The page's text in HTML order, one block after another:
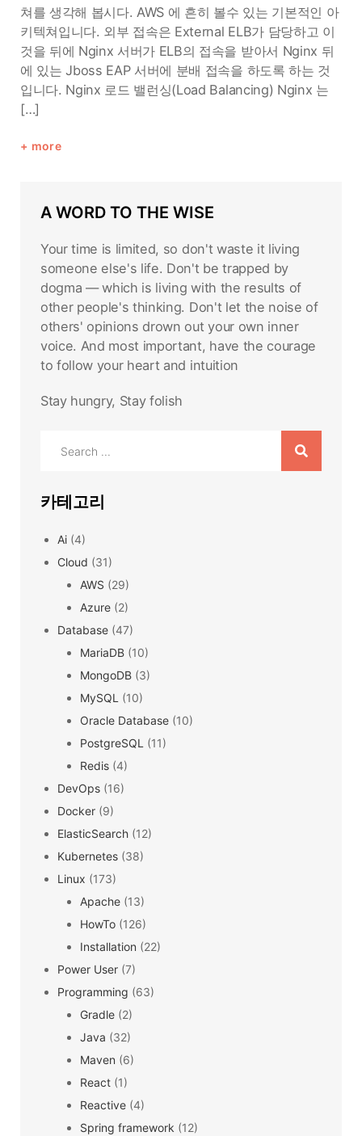
쳐를 생각해 봅시다. AWS 에 흔히 볼수 있는 기본적인 아
키텍쳐입니다. 외부 접속은 External ELB가 담당하고 이
것을 뒤에 Nginx 서버가 ELB의 접속을 받아서 Nginx 뒤
에 있는 Jboss EAP 서버에 분배 접속을 하도록 하는 것
입니다. Nginx 로드 밸런싱(Load Balancing) Nginx 는
[…]
more
A WORD TO THE WISE
Your time is limited, so don't waste it living
someone else's life. Don't be trapped by
dogma — which is living with the results of
other people's thinking. Don't let the noise of
others' opinions drown out your own inner
voice. And most important, have the courage
to follow your heart and intuition
Stay hungry, Stay folish
카테고리
Ai (4)
Cloud (31)
AWS (29)
Azure (2)
Database (47)
MariaDB (10)
MongoDB (3)
MySQL (10)
Oracle Database (10)
PostgreSQL (11)
Redis (4)
DevOps (16)
Docker (9)
ElasticSearch (12)
Kubernetes (38)
Linux (173)
Apache (13)
HowTo (126)
Installation (22)
Power User (7)
Programming (63)
Gradle (2)
Java (32)
Maven (6)
React (1)
Reactive (4)
Spring framework (12)